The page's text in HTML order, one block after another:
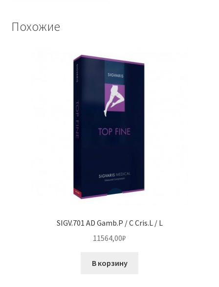
Похожие
SIGV.701 AD Gamb.P / C Cris.L / L
11564,00₽
В корзину